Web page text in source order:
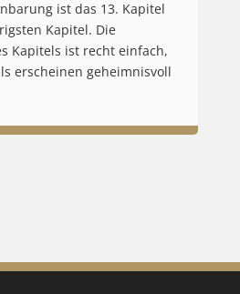
ist das 13. Kapitel
Kapitel. Die
Kapitels ist recht einfach,
erscheinen geheimnisvoll